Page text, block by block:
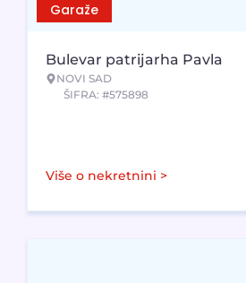
Garaže
Bulevar patrijarha Pavla
NOVI SAD
ŠIFRA: #575898
Više o nekretnini >